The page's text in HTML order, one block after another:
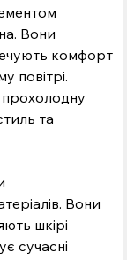
Вони
комфорт
повітрі.
та
Вони
шкірі
сучасні